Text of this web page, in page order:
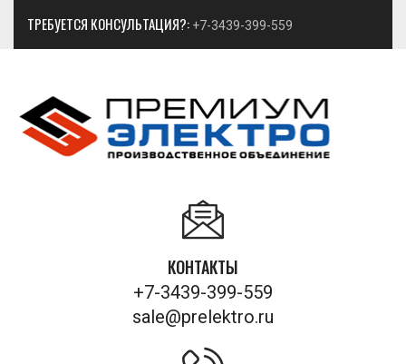
ТРЕБУЕТСЯ КОНСУЛЬТАЦИЯ?: +7-3439-399-559
КОНТАКТЫ
+7-3439-399-559
sale@prelektro.ru